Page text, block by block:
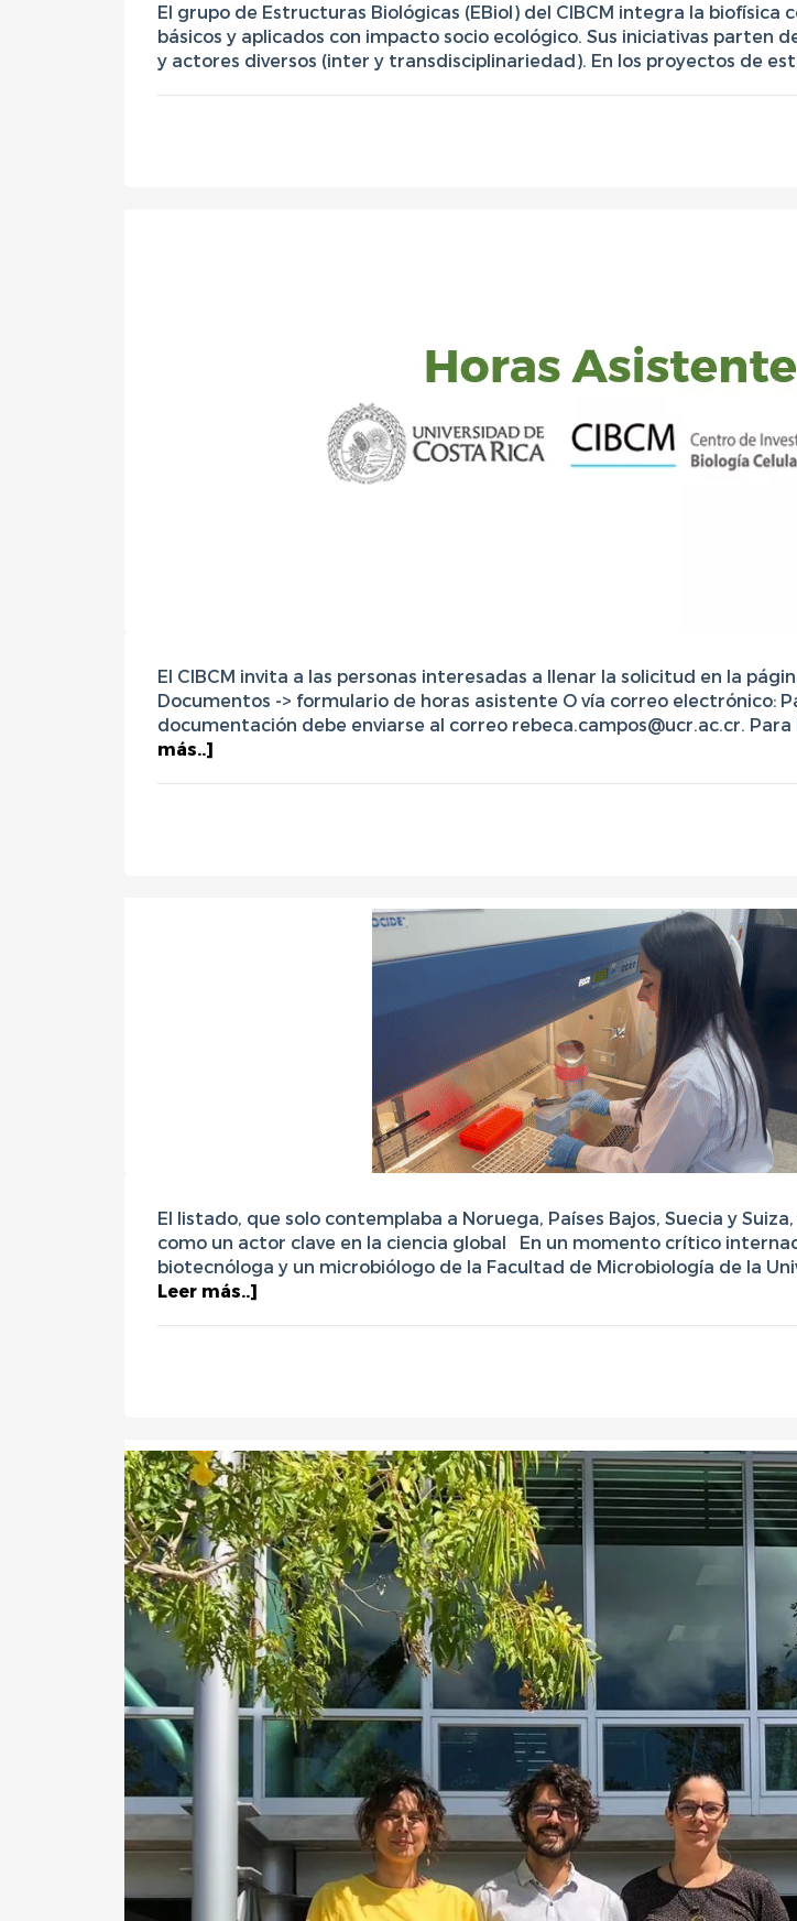
El grupo de Estructuras Biológicas (EBiol) del CIBCM integra la biofísica
básicos y aplicados con impacto socio ecológico. Sus iniciativas parten
y actores diversos (inter y transdisciplinariedad). En los proyectos de
El CIBCM invita a las personas interesadas a llenar la solicitud en la
Documentos -> formulario de horas asistente O vía correo electrónico:
documentación debe enviarse al correo rebeca.campos@ucr.ac.cr. Para
más..]
El listado, que solo contemplaba a Noruega, Países Bajos, Suecia y
como un actor clave en la ciencia global En un momento crítico
biotecnóloga y un microbiólogo de la Facultad de Microbiología de la
Leer más..]